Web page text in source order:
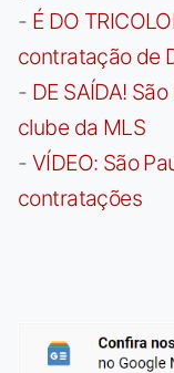
- É DO
contratação de
- DE SAÍDA!
clube da MLS
- VÍDEO: São
contratações